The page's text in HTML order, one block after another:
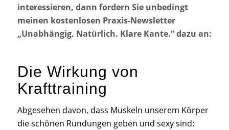
interessieren, dann fordern Sie unbedingt
meinen kostenlosen Praxis-Newsletter
„Unabhängig. Natürlich. Klare Kante.“ dazu an:
Die Wirkung von
Krafttraining
Abgesehen davon, dass Muskeln unserem Körper
die schönen Rundungen geben und sexy sind: